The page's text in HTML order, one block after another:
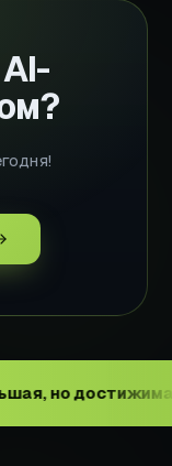
цель.